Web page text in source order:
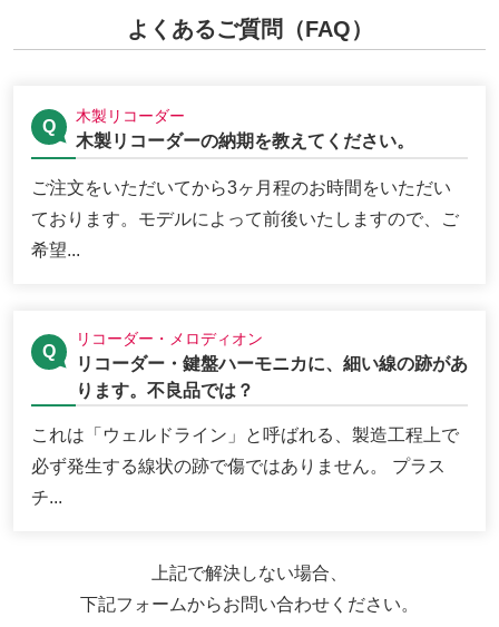
よくあるご質問（FAQ）
木製リコーダー
木製リコーダーの納期を教えてください。
ご注文をいただいてから3ヶ月程のお時間をいただい
ております。モデルによって前後いたしますので、ご
希望...
リコーダー・メロディオン
リコーダー・鍵盤ハーモニカに、細い線の跡があ
ります。不良品では？
これは「ウェルドライン」と呼ばれる、製造工程上で
必ず発生する線状の跡で傷ではありません。 プラス
チ...
上記で解決しない場合、
下記フォームからお問い合わせください。